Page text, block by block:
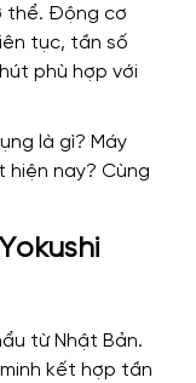
thể. Động cơ
tục, tần số
phù hợp với
từ Nhật Bản.
kết hợp tần